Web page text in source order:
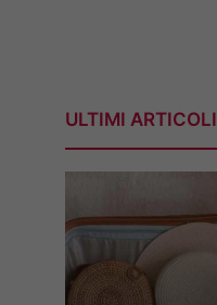
ULTIMI ARTICOLI